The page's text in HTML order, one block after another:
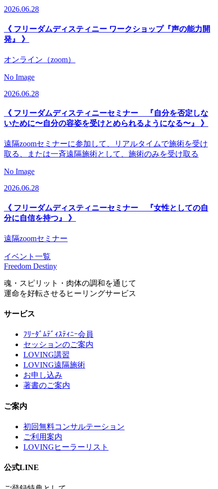
2026.06.28
《 フリーダムディスティニー ワークショップ『声の能力開
発』 》
オンライン（zoom）
No Image
2026.06.28
《 フリーダムディスティニーセミナー 『自分を否定しな
いために〜自分の容姿を受けとめられるようになる〜』 》
遠隔zoomセミナーに参加して、リアルタイムで施術を受け
取る、または一斉遠隔施術として、施術のみを受け取る
No Image
2026.06.28
《 フリーダムディスティニーセミナー 『女性としての自
分に自信を持つ』 》
遠隔zoomセミナー
イベント一覧
Freedom Destiny
魂・スピリット・肉体の調和を通じて
運命を好転させるヒーリングサービス
サービス
ﾌﾘｰﾀﾞﾑﾃﾞｨｽﾃｨﾆｰ会員
セッションのご案内
LOVING講習
LOVING遠隔施術
お申し込み
著書のご案内
ご案内
初回無料コンサルテーション
ご利用案内
LOVINGヒーラーリスト
公式LINE